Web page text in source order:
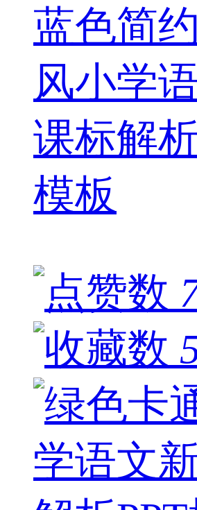
蓝色简
风小学
课标解
模板